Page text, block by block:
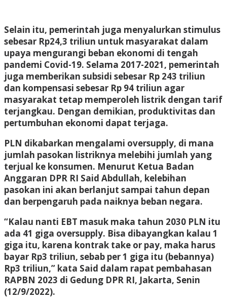
Selain itu, pemerintah juga menyalurkan stimulus
sebesar Rp24,3 triliun untuk masyarakat dalam
upaya mengurangi beban ekonomi di tengah
pandemi Covid-19. Selama 2017-2021, pemerintah
juga memberikan subsidi sebesar Rp 243 triliun
dan kompensasi sebesar Rp 94 triliun agar
masyarakat tetap memperoleh listrik dengan tarif
terjangkau. Dengan demikian, produktivitas dan
pertumbuhan ekonomi dapat terjaga.
PLN dikabarkan mengalami oversupply, di mana
jumlah pasokan listriknya melebihi jumlah yang
terjual ke konsumen. Menurut Ketua Badan
Anggaran DPR RI Said Abdullah, kelebihan
pasokan ini akan berlanjut sampai tahun depan
dan berpengaruh pada naiknya beban negara.
“Kalau nanti EBT masuk maka tahun 2030 PLN itu
ada 41 giga oversupply. Bisa dibayangkan kalau 1
giga itu, karena kontrak take or pay, maka harus
bayar Rp3 triliun, sebab per 1 giga itu (bebannya)
Rp3 triliun,” kata Said dalam rapat pembahasan
RAPBN 2023 di Gedung DPR RI, Jakarta, Senin
(12/9/2022).